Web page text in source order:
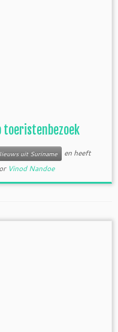
toeristenbezoek
uit Suriname
en heeft
Vinod Nandoe